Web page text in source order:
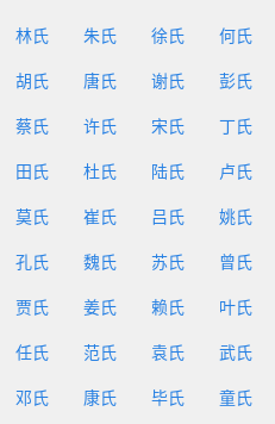
林氏 朱氏 徐氏 何氏
胡氏 唐氏 谢氏 彭氏
蔡氏 许氏 宋氏 丁氏
田氏 杜氏 陆氏 卢氏
莫氏 崔氏 吕氏 姚氏
孔氏 魏氏 苏氏 曾氏
贾氏 姜氏 赖氏 叶氏
任氏 范氏 袁氏 武氏
邓氏 康氏 毕氏 童氏